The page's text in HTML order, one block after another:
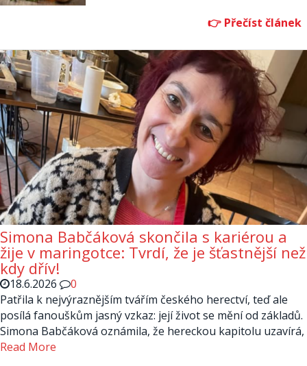
Simona Babčáková skončila s kariérou a
žije v maringotce: Tvrdí, že je šťastnější než
kdy dřív!
18.6.2026
0
Patřila k nejvýraznějším tvářím českého herectví, teď ale
posílá fanouškům jasný vzkaz: její život se mění od základů.
Simona Babčáková oznámila, že hereckou kapitolu uzavírá,
Read More